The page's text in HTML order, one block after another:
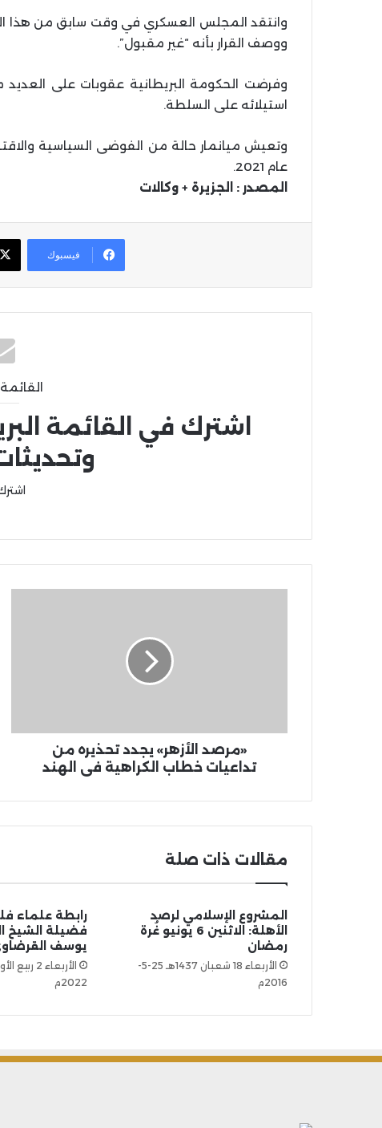
وانتقد المجلس العسكري في وقت سابق من هذا
ووصف القرار بأنه “غير مقبول”.
وفرضت الحكومة البريطانية عقوبات على العديد
استيلائه على السلطة.
وتعيش ميانمار حالة من الفوضى السياسية
عام 2021.
المصدر : الجزيرة + وكالات
فيسبوك
القائمة
اشترك في القائمة
«مرصد الأزهر» يجدد تحذيره من
تداعيات خطاب الكراهية فى الهند
مقالات ذات صلة
المشروع الإسلامي لرصد
الأهلة: الاثنين 6 يونيو غُرة
رمضان
الأربعاء 18 شعبان 1437هـ 25-5-
2016م
رابطة علماء
فضيلة الشيخ
يوسف
2022م